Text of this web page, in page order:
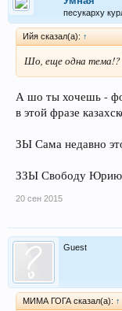
песукарху
Ийя сказал(а): ↑
Шо, еще одна тема!?
А шо ты хочешь -
в этой фразе
ЗЫ Сама недавно
ЗЗЫ Свободу
20 сен 2015
Guest
МИМА ГОГА сказал(а): ↑